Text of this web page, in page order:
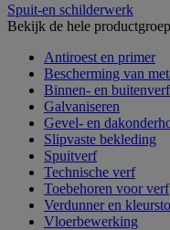
Spuit-en schilderwerk
Bekijk de hele productgroep
Antiroest en primer
Bescherming van
Binnen- en buitenverf
Galvaniseren
Gevel- en
Slipvaste bekleding
Spuitverf
Technische verf
Toebehoren voor verf
Verdunner en
Vloerbewerking